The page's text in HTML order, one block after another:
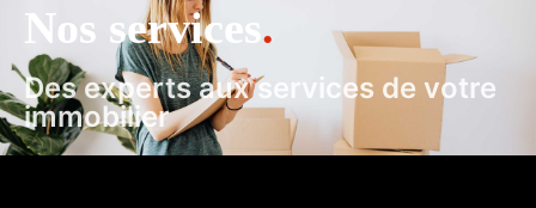
Nos services.
Des experts aux services de votre
immobilier